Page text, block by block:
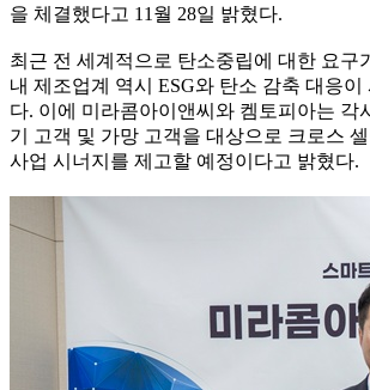
을 체결했다고 11월 28일 밝혔다.
최근 전 세계적으로 탄소중립에 대한 요구
내 제조업계 역시 ESG와 탄소 감축 대응이
다. 이에 미라콤아이앤씨와 켐토피아는 각
기 고객 및 가망 고객을 대상으로 크로스
사업 시너지를 제고할 예정이다고 밝혔다.